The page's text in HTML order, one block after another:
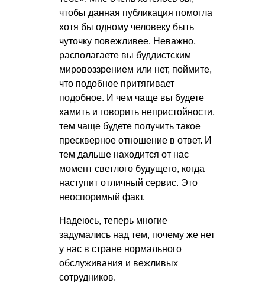
чтобы данная публикация помогла
хотя бы одному человеку быть
чуточку повежливее. Неважно,
располагаете вы буддистским
мировоззрением или нет, поймите,
что подобное притягивает
подобное. И чем чаще вы будете
хамить и говорить непристойности,
тем чаще будете получить такое
прескверное отношение в ответ. И
тем дальше находится от нас
момент светлого будущего, когда
наступит отличный сервис. Это
неоспоримый факт.
Надеюсь, теперь многие
задумались над тем, почему же нет
у нас в стране нормального
обслуживания и вежливых
сотрудников.